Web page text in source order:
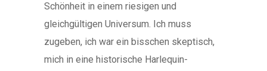
Schönheit in einem riesigen und
gleichgültigen Universum. Ich muss
zugeben, ich war ein bisschen skeptisch,
mich in eine historische Harlequin-